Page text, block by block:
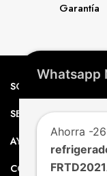
Garantía
SOBRE NEMVO
SERVICIO AL
AYUDA
CONTACTO
Whatsapp
Ahorra -